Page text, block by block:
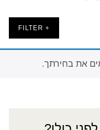
+ FILTER
את בחירתך.